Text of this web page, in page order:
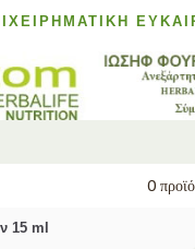
0
15 ml